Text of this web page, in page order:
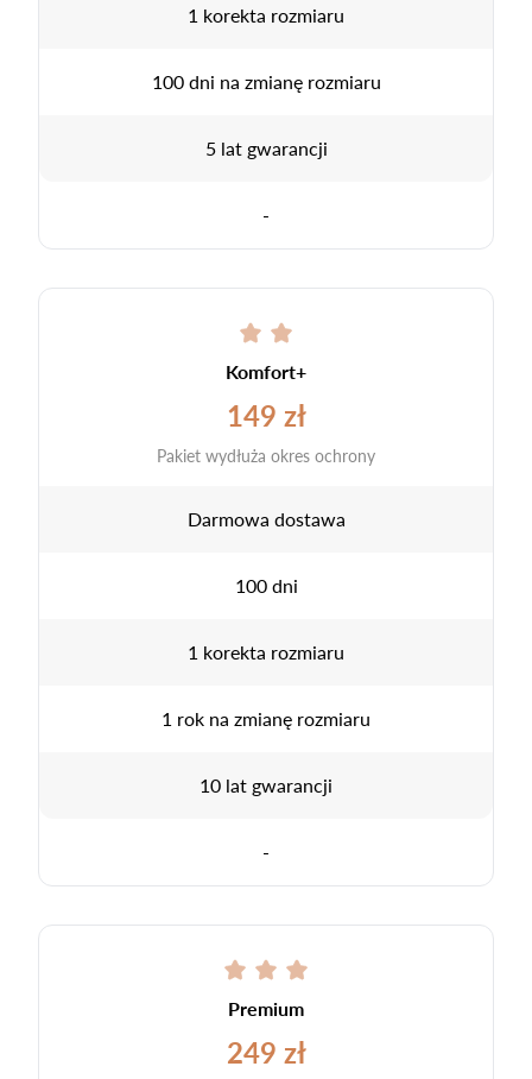
1 korekta rozmiaru
100 dni na zmianę rozmiaru
5 lat gwarancji
-
Komfort+
149 zł
Pakiet wydłuża okres ochrony
Darmowa dostawa
100 dni
1 korekta rozmiaru
1 rok na zmianę rozmiaru
10 lat gwarancji
-
Premium
249 zł